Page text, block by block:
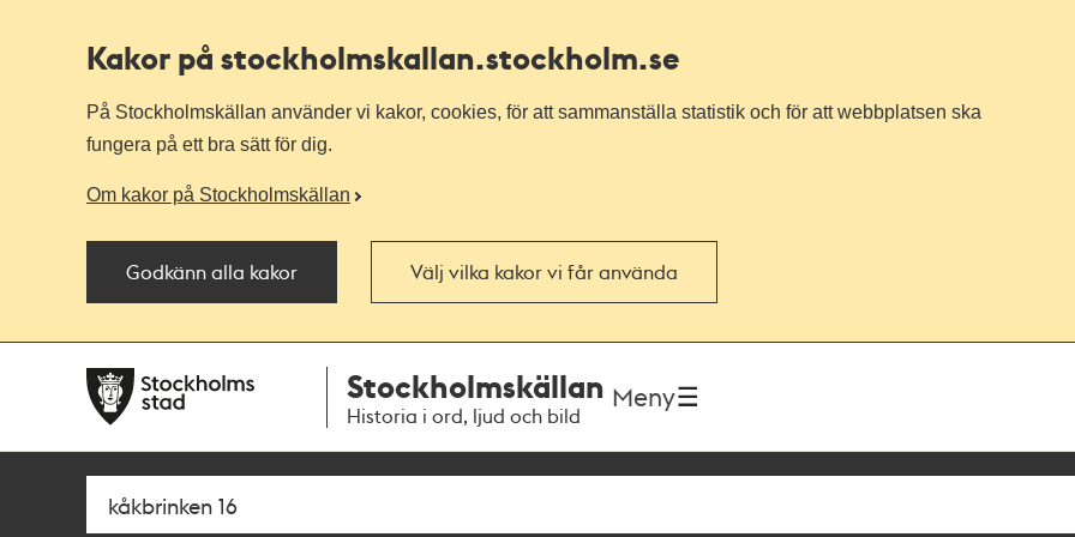
Kakor på stockholmskallan.stockholm.se
På Stockholmskällan använder vi kakor, cookies, för att sammanställa statistik och för att webbplatsen ska
fungera på ett bra sätt för dig.
Om kakor på Stockholmskällan
Godkänn alla kakor Välj vilka kakor vi får använda
navigationen
huvudinnehållet
Stockholmskällan
Historia i ord, ljud och bild
Meny
SökFritextsök